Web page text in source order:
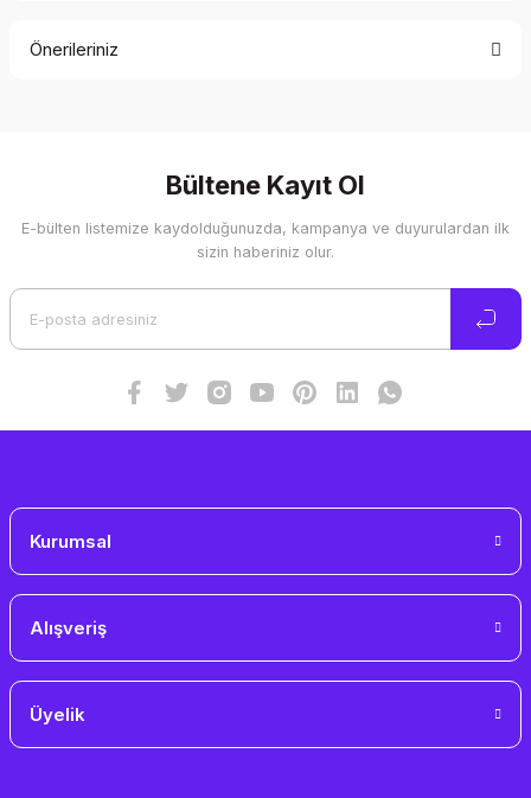
Önerileriniz
Görüş ve önerileriniz için teşekkür ederiz.
Ürün resmi kalitesiz, bozuk veya görüntülenemiyor.
Bültene Kayıt Ol
E-bülten listemize kaydolduğunuzda, kampanya ve duyurulardan ilk
sizin haberiniz olur.
Kurumsal
Alışveriş
Üyelik